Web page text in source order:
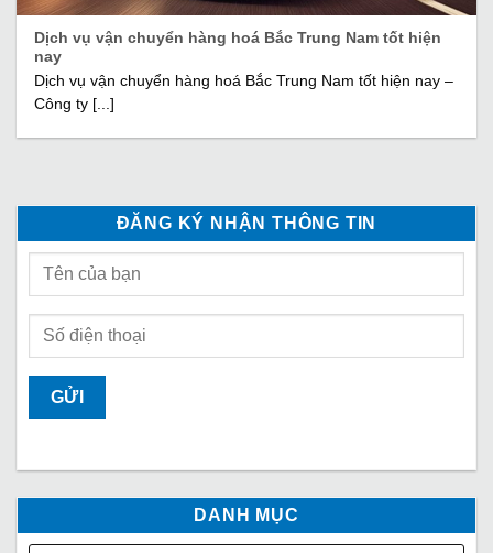
Dịch vụ vận chuyển hàng hoá Bắc Trung Nam tốt hiện
nay
Dịch vụ vận chuyển hàng hoá Bắc Trung Nam tốt hiện nay –
Công ty [...]
ĐĂNG KÝ NHẬN THÔNG TIN
DANH MỤC